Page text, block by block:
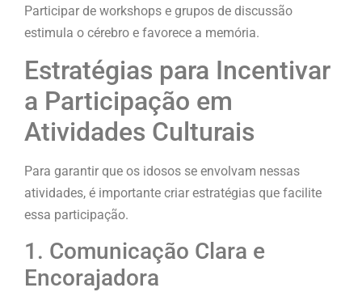
Participar de workshops e grupos de discussão
estimula o cérebro e favorece a memória.
Estratégias para Incentivar
a Participação em
Atividades Culturais
Para garantir que os idosos se envolvam nessas
atividades, é importante criar estratégias que facilite
essa participação.
1. Comunicação Clara e
Encorajadora